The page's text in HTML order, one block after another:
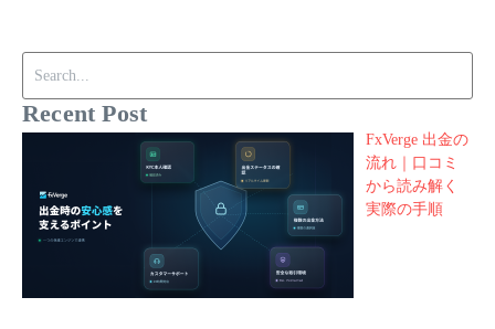
Recent Post
FxVerge 出金の
流れ｜口コミ
から読み解く
実際の手順